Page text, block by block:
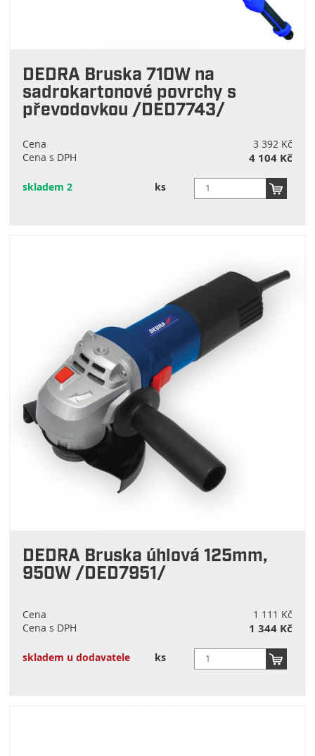
DEDRA Bruska 710W na
sadrokartonové povrchy s
převodovkou /DED7743/
Cena
3 392 Kč
Cena s DPH
4 104 Kč
skladem 2 ks
DEDRA Bruska úhlová 125mm,
950W /DED7951/
Cena
1 111 Kč
Cena s DPH
1 344 Kč
skladem u dodavatele ks